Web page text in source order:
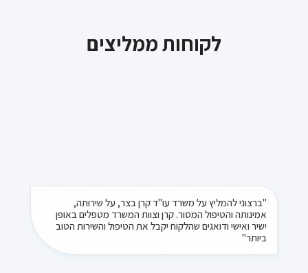
לקוחות ממליצים
"ברצוני להמליץ על משרד עו"ד קרן בצר, על שירותה,
אמינותה והטיפול המסור. קרן וצוות המשרד מטפלים באופן
ישיר ואישי ודואגים שהלקוח יקבל את הטיפול והשירות הטוב
ביותר"